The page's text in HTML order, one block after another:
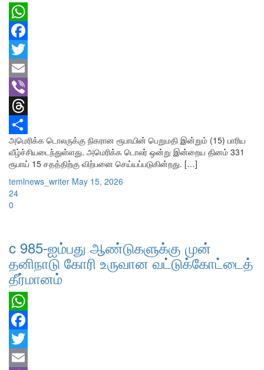
WhatsApp
Facebook
Twitter
Email
Viber
Threads
Share
அமெரிக்க டொலருக்கு நிகரான ரூபாயின் பெறுமதி இன்றும் (15) பாரிய
வீழ்ச்சியடைந்துள்ளது. அமெரிக்க டொலர் ஒன்று இன்றைய தினம் 331
ரூபாய் 15 சதத்திற்கு விற்பனை செய்யப்படுகின்றது. […]
temlnews_writer May 15, 2026
24
0
c 985-ஐம்பது ஆண்டுகளுக்கு முன்
தனிநாடு கோரி உருவான வட்டுக்கோட்டைத்
தீர்மானம்
WhatsApp
Facebook
Twitter